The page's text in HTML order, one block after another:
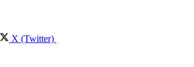
X (Twitter)